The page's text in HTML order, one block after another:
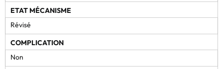
ETAT MÉCANISME
Révisé
COMPLICATION
Non